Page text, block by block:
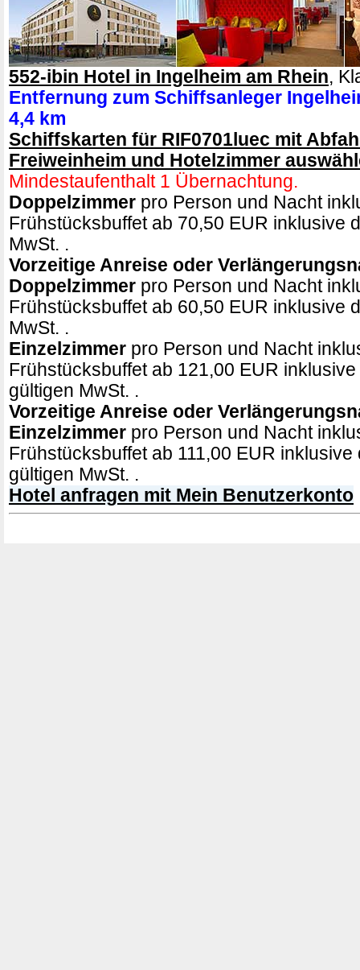
552-ibin Hotel in Ingelheim am Rhein,
Entfernung zum Schiffsanleger
4,4 km
Schiffskarten für RIF0701luec mit
Freiweinheim und Hotelzimmer
Mindestaufenthalt 1 Übernachtung.
Doppelzimmer pro Person und Nacht
Frühstücksbuffet ab 70,50 EUR inklusive
MwSt. .
Vorzeitige Anreise oder
Doppelzimmer pro Person und Nacht
Frühstücksbuffet ab 60,50 EUR inklusive
MwSt. .
Einzelzimmer pro Person und Nacht
Frühstücksbuffet ab 121,00 EUR
gültigen MwSt. .
Vorzeitige Anreise oder
Einzelzimmer pro Person und Nacht
Frühstücksbuffet ab 111,00 EUR inklusive
gültigen MwSt. .
Hotel anfragen mit Mein Benutzerkonto